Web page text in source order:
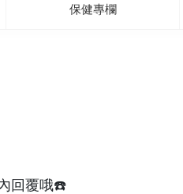
保健專欄
回覆哦☎️